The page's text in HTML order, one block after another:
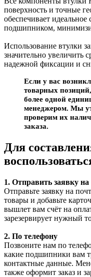
поверхность и точные
обеспечивает
подшипником,
Использование втулки
значительно увеличить
надежной фиксации и
Если у вас
товарных
более одной
менеджером. Мы
проверим их
заказа.
Для
1. Отправить заявку на
Отправьте заявку на
товары и добавьте
вышлет вам счёт на
зарезервирует нужный
2. По телефону
Позвоните нам по
какие подшипники вам
контактные данные.
также оформит заказ и